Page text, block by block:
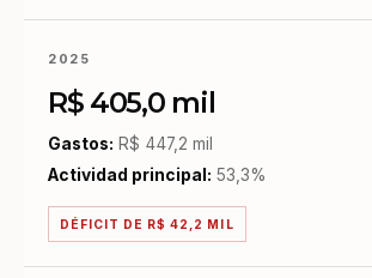
2025
R$ 405,0 mil
Gastos: R$ 447,2 mil
Actividad principal: 53,3%
DÉFICIT DE R$ 42,2 MIL